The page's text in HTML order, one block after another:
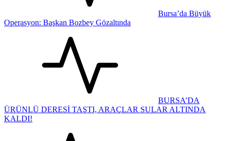
Bursa’da Büyük
Operasyon: Başkan Bozbey Gözaltında
BURSA’DA
ÜRÜNLÜ DERESİ TAŞTI, ARAÇLAR SULAR ALTINDA
KALDI!